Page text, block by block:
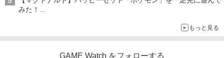
みた！
もっと見る
GAME Watch をフォローする